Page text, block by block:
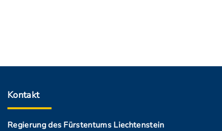
Kontakt
Regierung des Fürstentums Liechtenstein